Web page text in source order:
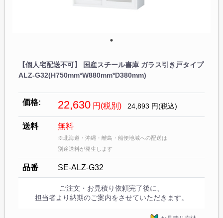
【個人宅配送不可】 国産スチール書庫 ガラス引き戸タイプ
ALZ-G32(H750mm*W880mm*D380mm)
価格: 22,630 円(税別) 24,893 円(税込)
送料 無料
※北海道・沖縄・離島・船便地域への配送は
別途送料が発生します
品番 SE-ALZ-G32
ご注文・お見積り依頼完了後に、
担当者より納期のご案内をさせていただきます。